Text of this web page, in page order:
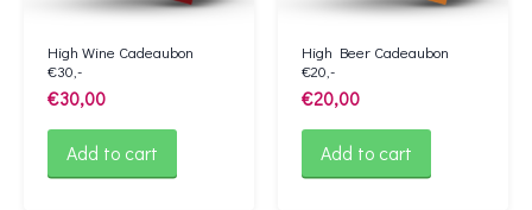
High Wine Cadeaubon
€30,-
€30,00
Add to cart
High Beer Cadeaubon
€20,-
€20,00
Add to cart